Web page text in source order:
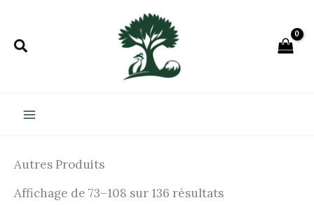
contenu
Rechercher
Autres Produits
Affichage de 73–108 sur 136 résultats